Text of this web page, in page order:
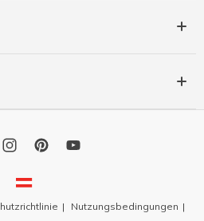
Nutzungsbedingungen